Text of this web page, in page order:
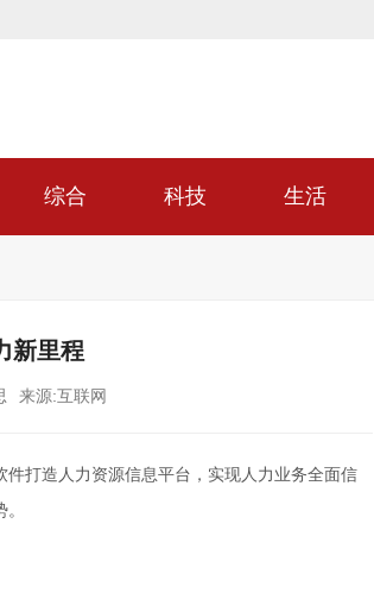
综合 科技 生活
新里程
来源:互联网
打造人力资源信息平台，实现人力业务全面信